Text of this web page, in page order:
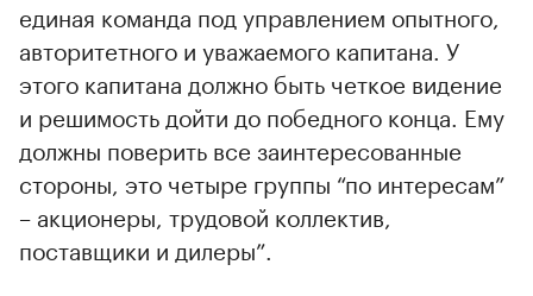
единая команда под управлением опытного,
авторитетного и уважаемого капитана. У
этого капитана должно быть четкое видение
и решимость дойти до победного конца. Ему
должны поверить все заинтересованные
стороны, это четыре группы “по интересам”
– акционеры, трудовой коллектив,
поставщики и дилеры”.